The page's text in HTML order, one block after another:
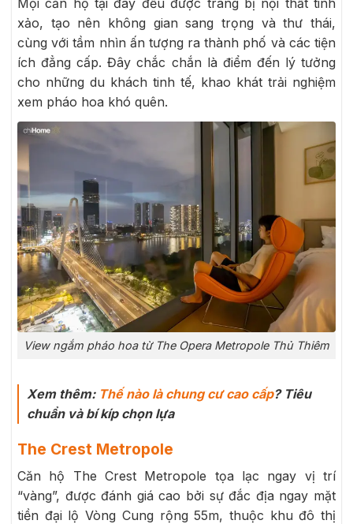
xảo, tạo nên không gian sang trọng và thư thái,
cùng với tầm nhìn ấn tượng ra thành phố và các tiện
ích đẳng cấp. Đây chắc chắn là điểm đến lý tưởng
cho những du khách tinh tế, khao khát trải nghiệm
xem pháo hoa khó quên.
View ngắm pháo hoa từ The Opera Metropole Thủ Thiêm
Xem thêm: Thế nào là chung cư cao cấp? Tiêu
chuẩn và bí kíp chọn lựa
The Crest Metropole
Căn hộ The Crest Metropole tọa lạc ngay vị trí
“vàng”, được đánh giá cao bởi sự đắc địa ngay mặt
tiền đại lộ Vòng Cung rộng 55m, thuộc khu đô thị